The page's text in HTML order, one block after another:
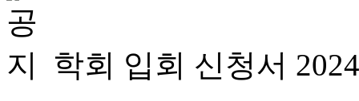
학회 입회 신청서